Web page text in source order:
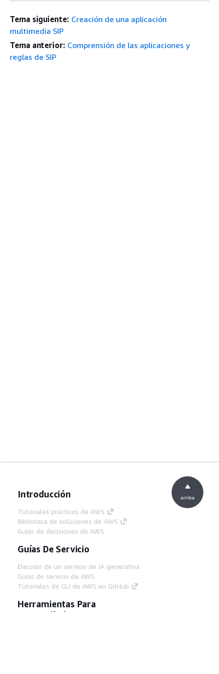
Tema siguiente: Creación de una aplicación
multimedia SIP
Tema anterior: Comprensión de las aplicaciones y
reglas de SIP
Introducción
Tutoriales prácticos de AWS
Biblioteca de soluciones de AWS
Guías de decisiones de AWS
Guías De Servicio
Elección de un servicio de IA generativa
Guías de servicio de AWS
Tutoriales de CLI de AWS en GitHub
Herramientas Para
Desarrolladores
arriba